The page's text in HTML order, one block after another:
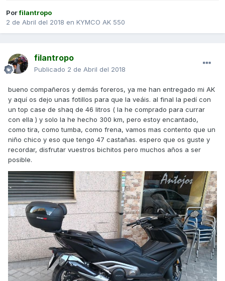
Porfilantropo
2 de Abril del 2018 en KYMCO AK 550
filantropo
Publicado 2 de Abril del 2018
bueno compañeros y demás foreros, ya me han entregado mi AK
y aquí os dejo unas fotillos para que la veáis. al final la pedí con
un top case de shaq de 46 litros ( la he comprado para currar
con ella ) y solo la he hecho 300 km, pero estoy encantado,
como tira, como tumba, como frena, vamos mas contento que un
niño chico y eso que tengo 47 castañas. espero que os guste y
recordar, disfrutar vuestros bichitos pero muchos años a ser
posible.